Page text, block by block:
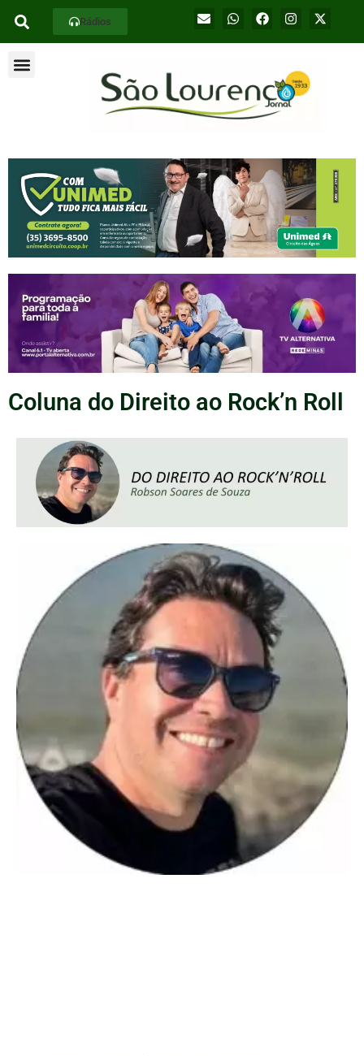
Rádios
Coluna do Direito ao Rock’n Roll